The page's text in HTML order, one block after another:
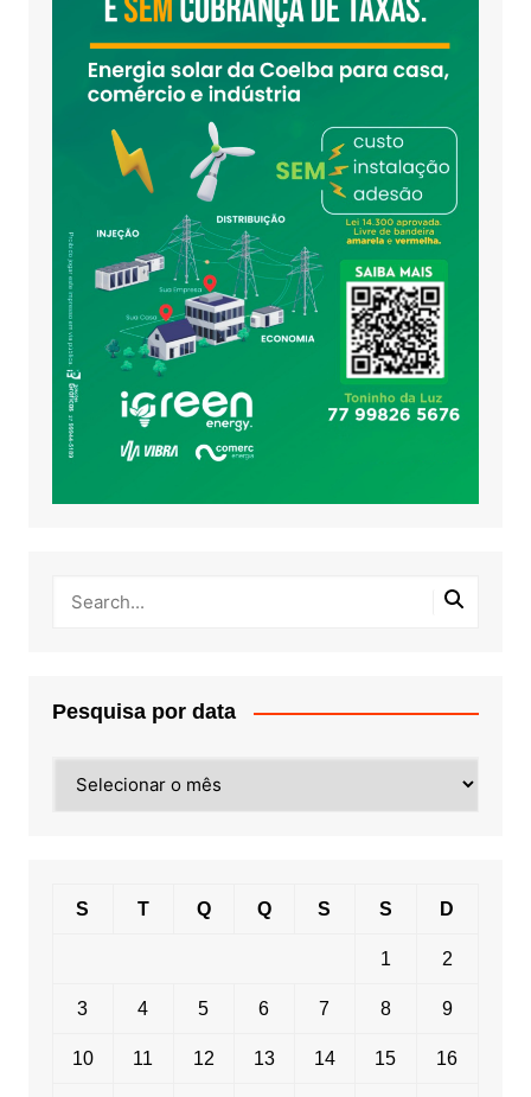
Pesquisa por data
por
S T Q Q S S D
1 2
3 4 5 6 7 8 9
10 11 12 13 14 15 16